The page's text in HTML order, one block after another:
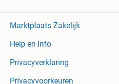
Marktplaats Zakelijk
Help en Info
Privacyverklaring
Privacyvoorkeuren